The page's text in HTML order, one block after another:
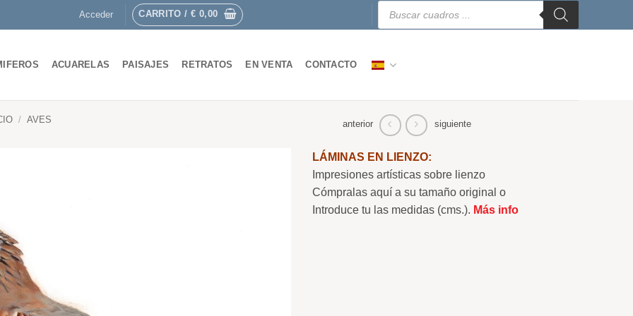
Acceder CARRITO / € 0,00
Búsqueda
productos
ACUARELAS PAISAJES RETRATOS EN VENTA CONTACTO
/ AVES anterior siguiente
LÁMINAS EN LIENZO:
Impresiones artísticas sobre lienzo
Cómpralas aquí a su tamaño original o
Introduce tu las medidas (cms.). Más info